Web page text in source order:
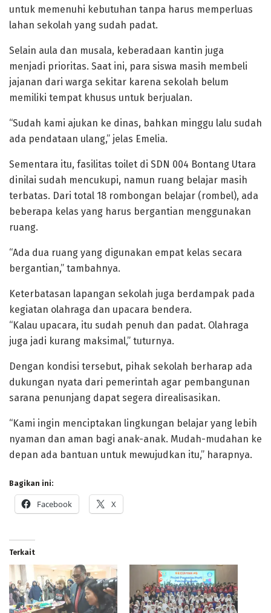
untuk memenuhi kebutuhan tanpa harus memperluas
lahan sekolah yang sudah padat.
Selain aula dan musala, keberadaan kantin juga
menjadi prioritas. Saat ini, para siswa masih membeli
jajanan dari warga sekitar karena sekolah belum
memiliki tempat khusus untuk berjualan.
“Sudah kami ajukan ke dinas, bahkan minggu lalu sudah
ada pendataan ulang,” jelas Emelia.
Sementara itu, fasilitas toilet di SDN 004 Bontang Utara
dinilai sudah mencukupi, namun ruang belajar masih
terbatas. Dari total 18 rombongan belajar (rombel), ada
beberapa kelas yang harus bergantian menggunakan
ruang.
“Ada dua ruang yang digunakan empat kelas secara
bergantian,” tambahnya.
Keterbatasan lapangan sekolah juga berdampak pada
kegiatan olahraga dan upacara bendera.
“Kalau upacara, itu sudah penuh dan padat. Olahraga
juga jadi kurang maksimal,” tuturnya.
Dengan kondisi tersebut, pihak sekolah berharap ada
dukungan nyata dari pemerintah agar pembangunan
sarana penunjang dapat segera direalisasikan.
“Kami ingin menciptakan lingkungan belajar yang lebih
nyaman dan aman bagi anak-anak. Mudah-mudahan ke
depan ada bantuan untuk mewujudkan itu,” harapnya.
Bagikan ini:
Facebook X
Terkait